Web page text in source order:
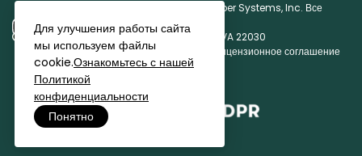
Авторское право © 1999 - 2026 Siber Systems, Inc. Все
права защищены.
3701 Pender Dr, Suite 400, Fairfax, VA 22030
Политика конфиденциальности
Лицензионное соглашение
Для улучшения работы сайта
мы используем файлы
cookie.Ознакомьтесь с нашей
Политикой
конфиденциальности
Понятно